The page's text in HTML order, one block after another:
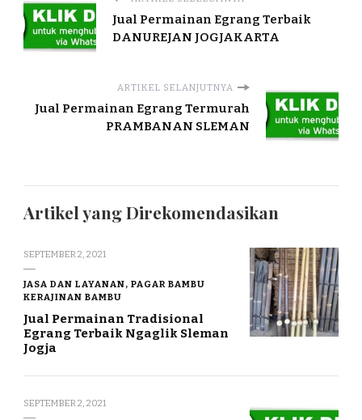
Jual Permainan Egrang Terbaik
DANUREJAN JOGJAKARTA
ARTIKEL SELANJUTNYA
Jual Permainan Egrang Termurah
PRAMBANAN SLEMAN
Artikel yang Direkomendasikan
SEPTEMBER 2, 2021
JASA DAN LAYANAN, PAGAR BAMBU
KERAJINAN BAMBU
Jual Permainan Tradisional
Egrang Terbaik Ngaglik Sleman
Jogja
SEPTEMBER 2, 2021